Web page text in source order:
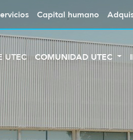
Capital humano
UTEC COMUNIDAD UTEC